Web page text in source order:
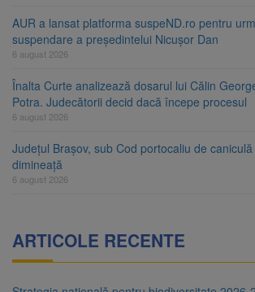
AUR a lansat platforma suspeND.ro pentru
suspendare a președintelui Nicușor Dan
6 august 2026
Înalta Curte analizează dosarul lui Călin
Potra. Judecătorii decid dacă începe procesul
6 august 2026
Județul Brașov, sub Cod portocaliu de
dimineață
6 august 2026
ARTICOLE RECENTE